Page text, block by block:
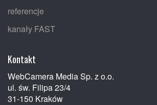
referencje
kanały FAST
Kontakt
WebCamera Media Sp. z o.o.
ul. św. Filipa 23/4
31-150 Kraków